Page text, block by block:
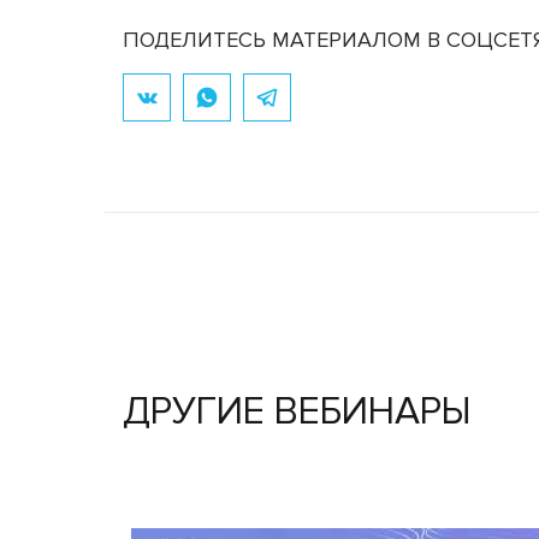
ПОДЕЛИТЕСЬ МАТЕРИАЛОМ В
ДРУГИЕ ВЕБИНАРЫ